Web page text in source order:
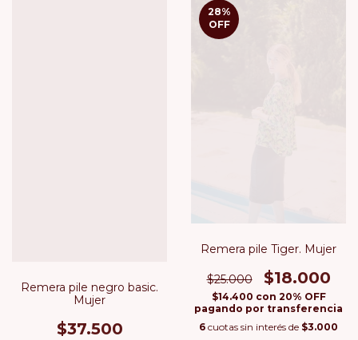
Remera pile negro basic.
Mujer
$37.500
28%
OFF
Remera pile Tiger. Mujer
$25.000 $18.000
$14.400 con 20% OFF
pagando por transferencia
6 cuotas sin interés de $3.000